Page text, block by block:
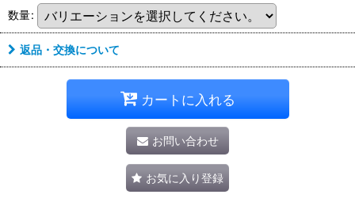
数量:
返品・交換について
カートに入れる
お問い合わせ
お気に入り登録